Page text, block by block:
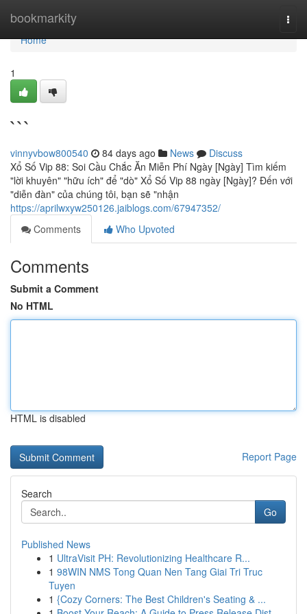
bookmarkity
Home
Home
1
```
vinnyvbow800540 84 days ago News
Discuss
Xổ Số Vip 88: Soi Cầu Chắc Ăn Miễn Phí Ngày [Ngày] Tìm kiếm
"lời khuyên" "hữu ích" để "dò" Xổ Số Vip 88 ngày [Ngày]? Đến với
"diễn đàn" của chúng tôi, bạn sẽ "nhận
https://aprilwxyw250126.jaiblogs.com/67947352/
Comments
Who Upvoted
Comments
Submit a Comment
No HTML
HTML is disabled
Report Page
Search
Go
Published News
1 UltraVisit PH: Revolutionizing Healthcare R...
1 98WIN NMS Tong Quan Nen Tang Giai Tri Truc
Tuyen
1 {Cozy Corners: The Best Children's Seating & ...